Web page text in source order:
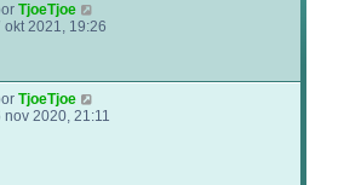
TjoeTjoe
e
l
okt 2021, 19:26
TjoeTjoe
e
nov 2020, 21:11